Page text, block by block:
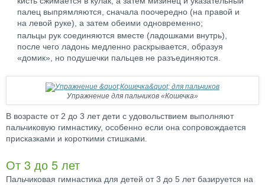
палец выпрямляются, сначала поочередно (на правой и
на левой руке), а затем обеими одновременно;
пальцы рук соединяются вместе (ладошками внутрь),
после чего ладонь медленно раскрывается, образуя
«домик», но подушечки пальцев не разъединяются.
Упражнение для пальчиков «Кошечка»
В возрасте от 2 до 3 лет дети с удовольствием выполняют
пальчиковую гимнастику, особенно если она сопровождается
присказками и короткими стишками.
От 3 до 5 лет
Пальчиковая гимнастика для детей от 3 до 5 лет базируется на